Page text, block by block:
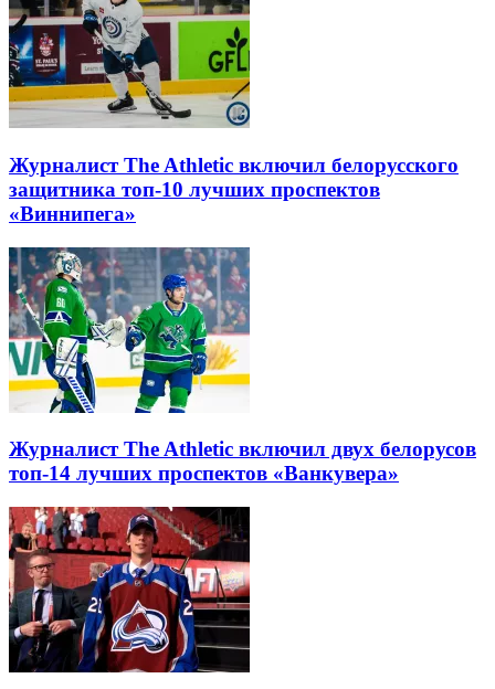
Журналист The Athletic включил белорусского
защитника топ-10 лучших проспектов
«Виннипега»
Журналист The Athletic включил двух белорусов
топ-14 лучших проспектов «Ванкувера»